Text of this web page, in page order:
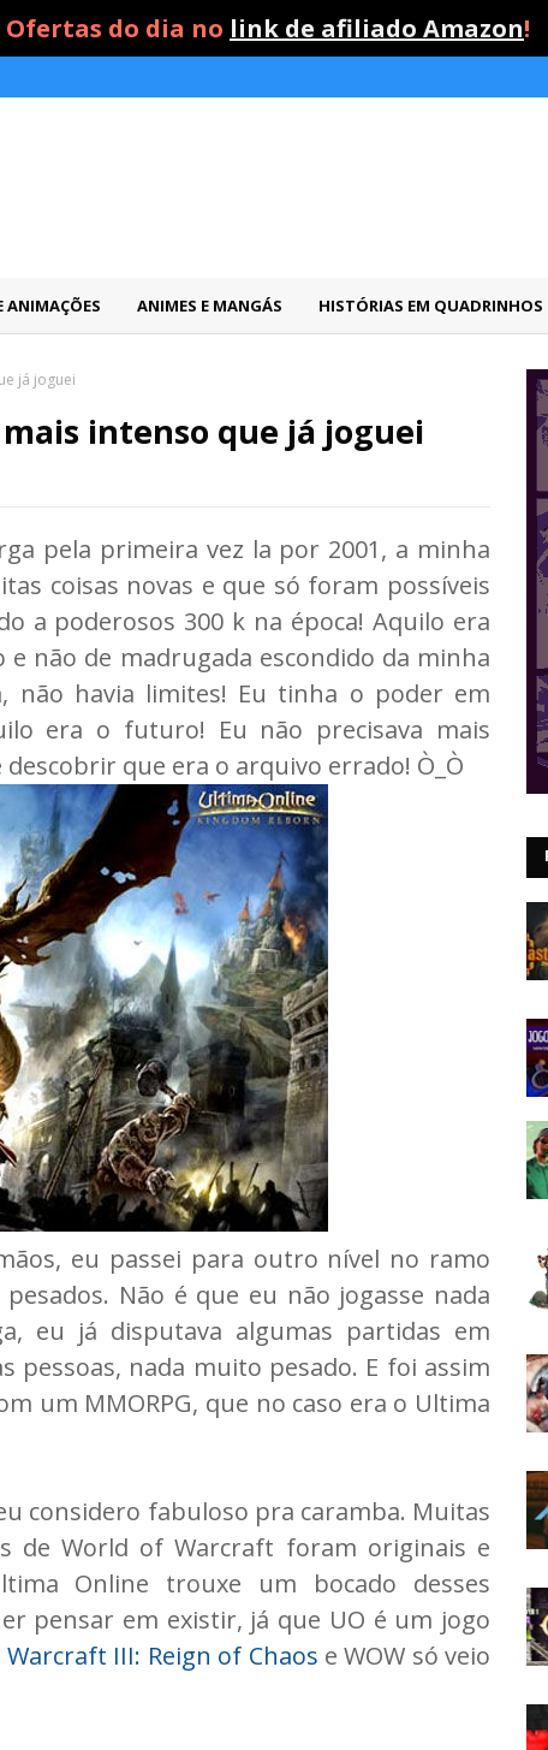
Ofertas do dia no link de afiliado Amazon!
ANIMAÇÕES ANIMES E MANGÁS HISTÓRIAS EM QUADRINHOS
já joguei
intenso que já joguei
pela primeira vez la por 2001, a minha
coisas novas e que só foram possíveis
a poderosos 300 k na época! Aquilo era
não de madrugada escondido da minha
não havia limites! Eu tinha o poder em
era o futuro! Eu não precisava mais
que era o arquivo errado! Ò_Ò
eu passei para outro nível no ramo
Não é que eu não jogasse nada
eu já disputava algumas partidas em
pessoas, nada muito pesado. E foi assim
um MMORPG, que no caso era o Ultima
considero fabuloso pra caramba. Muitas
de World of Warcraft foram originais e
Online trouxe um bocado desses
pensar em existir, já que UO é um jogo
Warcraft III: Reign of Chaos e WOW só veio